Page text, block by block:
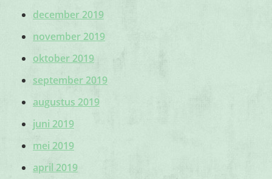
december 2019
november 2019
oktober 2019
september 2019
augustus 2019
juni 2019
mei 2019
april 2019